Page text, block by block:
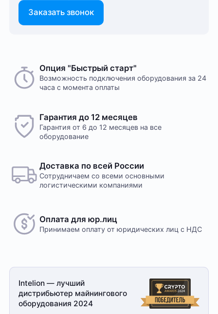
Заказать звонок
На этот товар пока нет отзывов
Нам важно знать ваше мнение о популярном
оборудовании для майнинга. Так мы улучшаем
ассортимент нашего интернет-⁠магазина.
Способ оплаты любого заказа вы можете выбрать
при его оформлении. Оплата производится только
в рублях. После подтверждения заказа, с вами
центров
Оплата в офисе
Оплата производится в офисе компании наличными
в кассу компании. Доступна оплата сотруднику
службы доставки при получении заказа. Доставка
Это единственный способ оплаты в случае, если
заказ оформляется на юридическое лицо.
При получении заказа необходимо иметь при себе
доверенность от организации-заказчика и паспорт
Опция "Быстрый старт"
Возможность подключения оборудования за 24
часа с момента оплаты
Гарантия до 12 месяцев
Гарантия от 6 до 12 месяцев на все
оборудование
Доставка по всей России
Сотрудничаем со всеми основными
логистическими компаниями
Оплата для юр.лиц
Принимаем оплату от юридических лиц с НДС
Intelion — лучший
дистрибьютер майнингового
оборудования 2024